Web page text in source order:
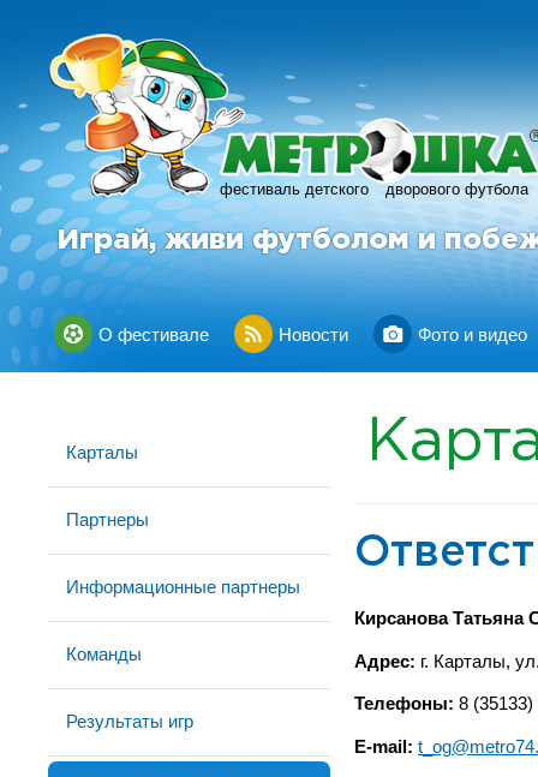
фестиваль детского дворового футбола
R
Играй, живи футболом и
О фестивале Новости Фото и видео
Карталы
Партнеры
Информационные партнеры
Команды
Результаты игр
Кирсанова Татьяна
Адрес: г. Карталы,
Телефоны: 8 (35133)
E-mail: